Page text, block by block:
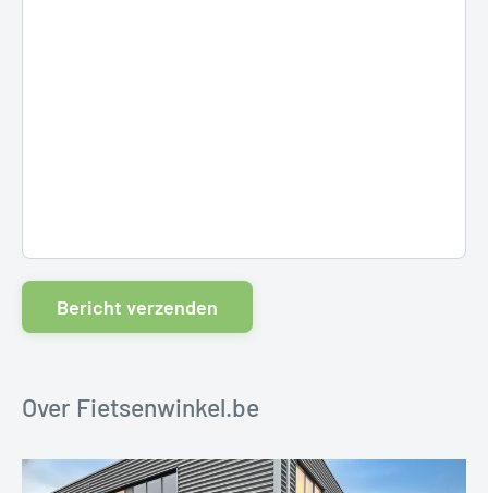
Bericht verzenden
Over Fietsenwinkel.be